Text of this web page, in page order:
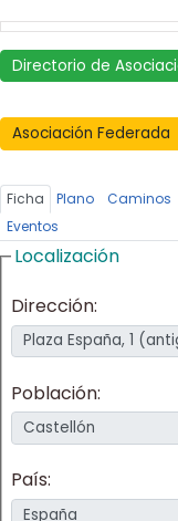
Directorio de
Asociación Federada
Ficha Plano Caminos
Eventos
Localización
Dirección:
Población:
País: